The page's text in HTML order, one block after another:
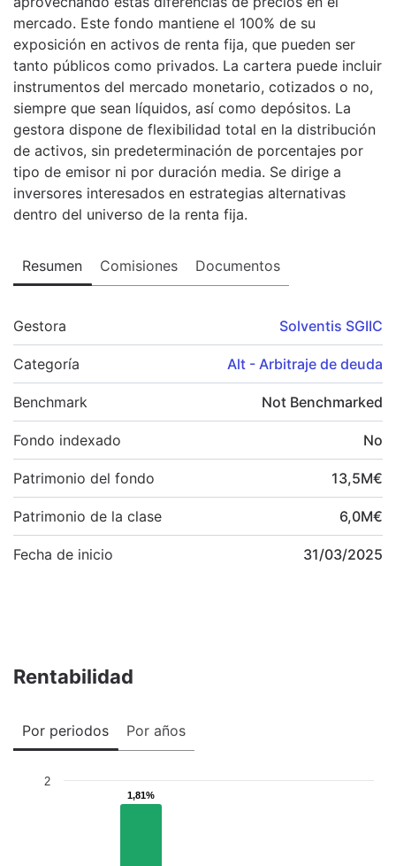
mercado. Este fondo mantiene el 100% de su
exposición en activos de renta fija, que pueden ser
tanto públicos como privados. La cartera puede incluir
instrumentos del mercado monetario, cotizados o no,
siempre que sean líquidos, así como depósitos. La
gestora dispone de flexibilidad total en la distribución
de activos, sin predeterminación de porcentajes por
tipo de emisor ni por duración media. Se dirige a
inversores interesados en estrategias alternativas
dentro del universo de la renta fija.
Resumen Comisiones Documentos
Gestora Solventis SGIIC
Categoría Alt - Arbitraje de deuda
Benchmark Not Benchmarked
Fondo indexado No
Patrimonio del fondo 13,5M€
Patrimonio de la clase 6,0M€
Fecha de inicio 31/03/2025
Rentabilidad
Por periodos Por años
1,81%
1,81%
2